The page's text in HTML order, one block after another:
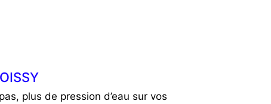
plus de pression d’eau sur vos